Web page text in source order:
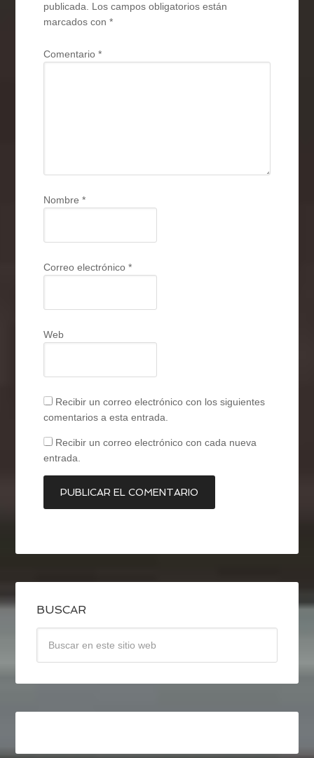
publicada. Los campos obligatorios están
marcados con*
Comentario*
Nombre*
Correo electrónico*
Web
Recibir un correo electrónico con los siguientes
comentarios a esta entrada.
Recibir un correo electrónico con cada nueva
entrada.
BUSCAR